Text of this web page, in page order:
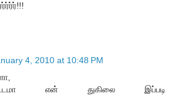
4, 2010 at 10:48 PM
என் துகிலை இப்படி